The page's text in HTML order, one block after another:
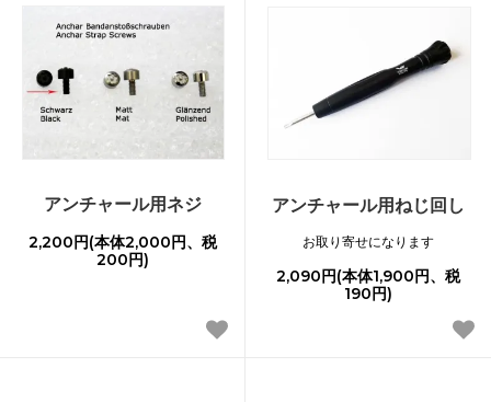
アンチャール用ネジ
2,200円(本体2,000円、税
200円)
アンチャール用ねじ回し
お取り寄せになります
2,090円(本体1,900円、税
190円)